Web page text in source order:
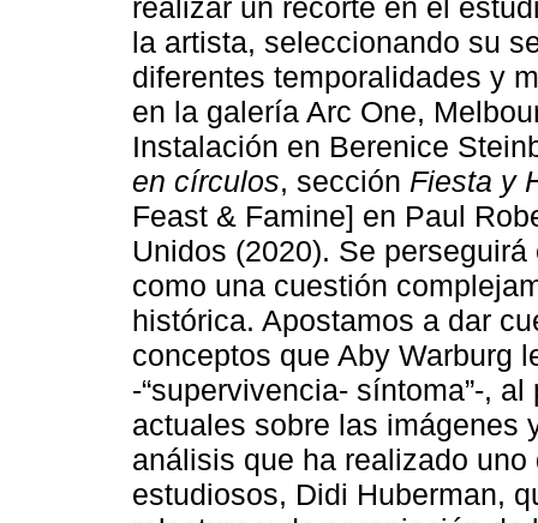
la artista, seleccionando su
diferentes temporalidades y
en la galería Arc One,
Instalación en Berenice
en círculos, sección Fiesta y
Feast & Famine] en Paul
Unidos (2020). Se
como una cuestión
histórica. Apostamos a dar
conceptos que Aby Warburg
-“supervivencia- síntoma”-,
actuales sobre las imágenes
análisis que ha realizado
estudiosos, Didi Huberman,